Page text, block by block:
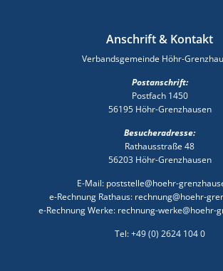
Anschrift & Kontakt
Verbandsgemeinde Höhr-
Postanschrift:
Postfach 1450
56195 Höhr-Grenzhausen
Besucheradresse:
Rathausstraße 48
56203 Höhr-Grenzhausen
E-Mail: poststelle@hoehr-
e-Rechnung Rathaus: rechnung@hoehr-
e-Rechnung Werke: rechnung-werke@hoehr-
Tel: +49 (0) 2624 104 0